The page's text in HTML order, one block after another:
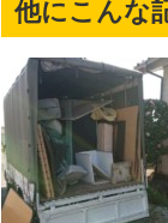
他にこんな